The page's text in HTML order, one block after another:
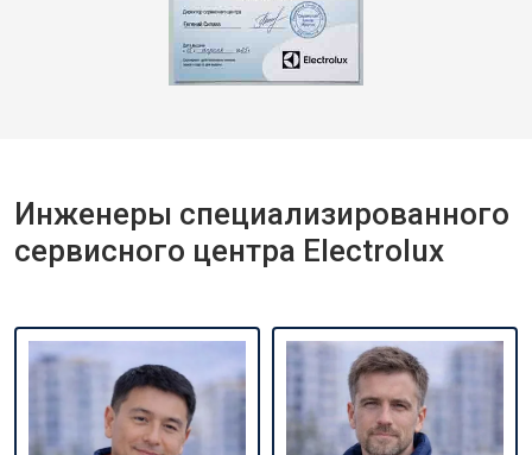
Инженеры специализированного
сервисного центра Electrolux